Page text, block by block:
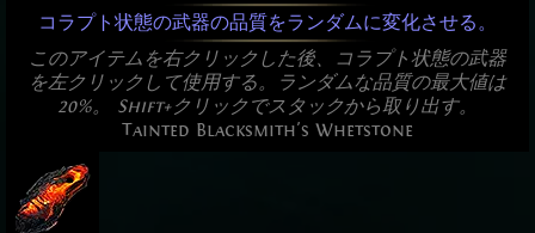
コラプト状態の武器の品質をランダムに変化させる。
このアイテムを右クリックした後、コラプト状態の武器
を左クリックして使用する。ランダムな品質の最大値は
20%。 Shift+クリックでスタックから取り出す。
Tainted Blacksmith's Whetstone